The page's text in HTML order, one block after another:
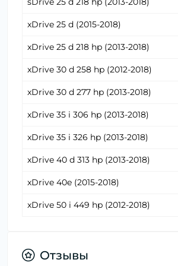
xDrive 25 d (2015-2018)
xDrive 25 d 218 hp (2013-2018)
xDrive 30 d 258 hp (2012-2018)
xDrive 30 d 277 hp (2013-2018)
xDrive 35 i 306 hp (2013-2018)
xDrive 35 i 326 hp (2013-2018)
xDrive 40 d 313 hp (2013-2018)
xDrive 40e (2015-2018)
xDrive 50 i 449 hp (2012-2018)
Отзывы